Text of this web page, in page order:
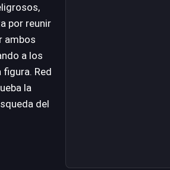
por reunir
ambos
a los
Red
la
del